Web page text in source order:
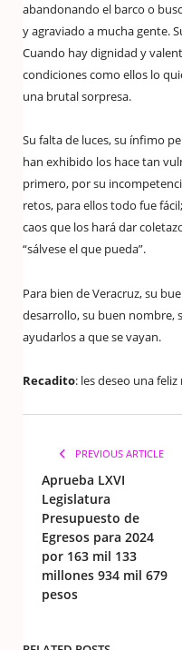
abandonando el barco o
y agraviado a mucha gente.
Cuando hay dignidad y
condiciones como ellos lo
una brutal sorpresa.
Su falta de luces, su ínfimo
han exhibido los hace tan
primero, por su
retos, para ellos todo fue
caos que los hará dar
“sálvese el que pueda”.
Para bien de Veracruz, su
desarrollo, su buen nombre,
ayudarlos a que se vayan.
Recadito: les deseo una
PREVIOUS ARTICLE
Aprueba LXVI
Legislatura
Presupuesto de
Egresos para 2024
por 163 mil 133
millones 934 mil 679
pesos